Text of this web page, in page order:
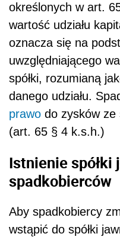
określonych w art.
wartość udziału
oznacza się na
uwzględniającego
spółki, rozumianą
danego udziału.
prawo do zysków ze
(art. 65 § 4 k.s.h.)
Istnienie spółki
spadkobierców
Aby spadkobiercy
wstąpić do spółki